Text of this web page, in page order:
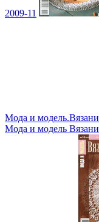
2009-11
Мода и
Мода и модель